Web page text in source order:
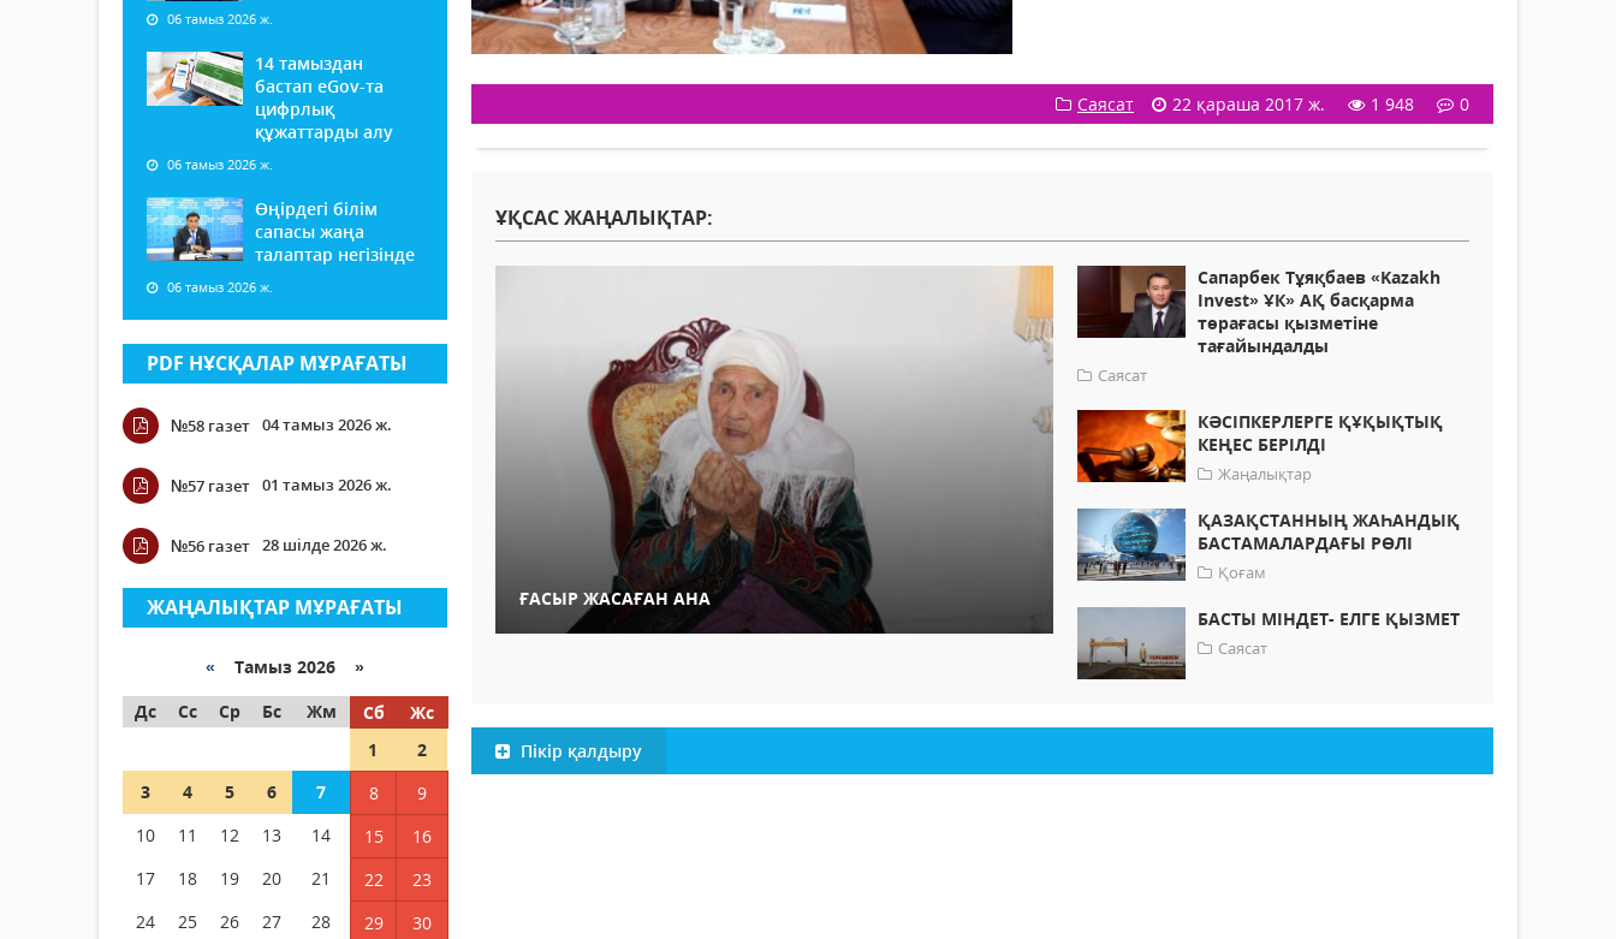
06 тамыз 2026 ж.
14 тамыздан
бастап еGov-та
цифрлық
құжаттарды алу
06 тамыз 2026 ж.
Өңірдегі білім
сапасы жаңа
талаптар негізінде
06 тамыз 2026 ж.
PDF НҰСҚАЛАР МҰРАҒАТЫ
№58 газет 04 тамыз 2026 ж.
№57 газет 01 тамыз 2026 ж.
№56 газет 28 шілде 2026 ж.
ЖАҢАЛЫҚТАР МҰРАҒАТЫ
« Тамыз 2026 »
Дс
Сс Ср Бс Жм Сб
Жс
1
2
3
4 5 6 7 8
9
10
11 12 13 14 15
16
17
18 19 20 21 22
23
24
25 26 27 28 29 30
Саясат 22 қараша 2017 ж. 1 948 0
ҰҚСАС ЖАҢАЛЫҚТАР:
ҒАСЫР ЖАСАҒАН АНА
Сапарбек Тұяқбаев «Kazakh
Invest» ҰК» АҚ басқарма
төрағасы қызметіне
тағайындалды
Саясат
КӘСІПКЕРЛЕРГЕ ҚҰҚЫҚТЫҚ
КЕҢЕС БЕРІЛДІ
Жаңалықтар
ҚАЗАҚСТАННЫҢ ЖАҺАНДЫҚ
БАСТАМАЛАРДАҒЫ РӨЛІ
Қоғам
БАСТЫ МІНДЕТ- ЕЛГЕ ҚЫЗМЕТ
Саясат
Пікір қалдыру